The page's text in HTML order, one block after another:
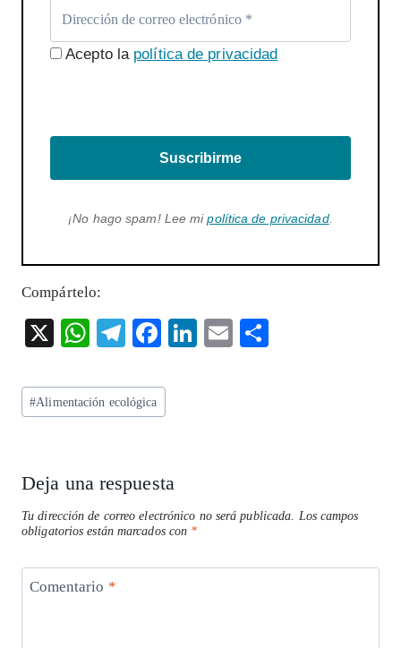
Acepto la política de privacidad
Suscribirme
¡No hago spam! Lee mipolítica de privacidad.
Compártelo:
X
W
ts
A
p
T
eg
ra
F
eb
o
k
Li E
Etiquetas
de
#Alimentación ecológica
Deja una respuesta
Tu dirección de correo electrónico no será publicada.
Los campos
obligatorios están marcados con *
Comentario *